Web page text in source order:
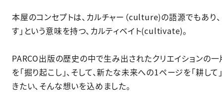
本屋のコンセプトは、カルチャー（culture)の語源でもあり、
す」という意味を持つ、カルティベイト(cultivate)。​
PARCO出版の歴史の中で生み出されたクリエイションの一
を「掘り起こし」、そして、新たな未来への1ページを「耕して
きたい、そんな想いを込めました。​